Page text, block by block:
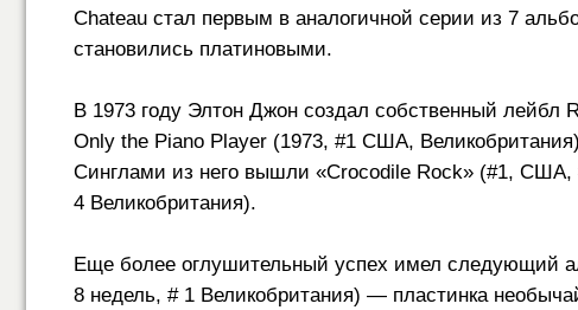
Chateau стал первым в аналогичной серии из 7
становились платиновыми.
В 1973 году Элтон Джон создал собственный лейбл
Only the Piano Player (1973, #1 США,
Синглами из него вышли «Crocodile Rock» (#1,
4 Великобритания).
Еще более оглушительный успех имел следующий
8 недель, # 1 Великобритания) — пластинка